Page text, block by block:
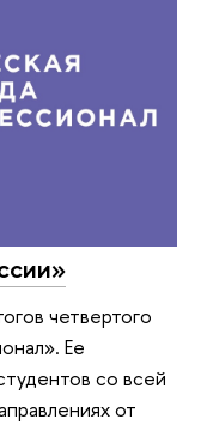
четвертого
Ее
со всей
от